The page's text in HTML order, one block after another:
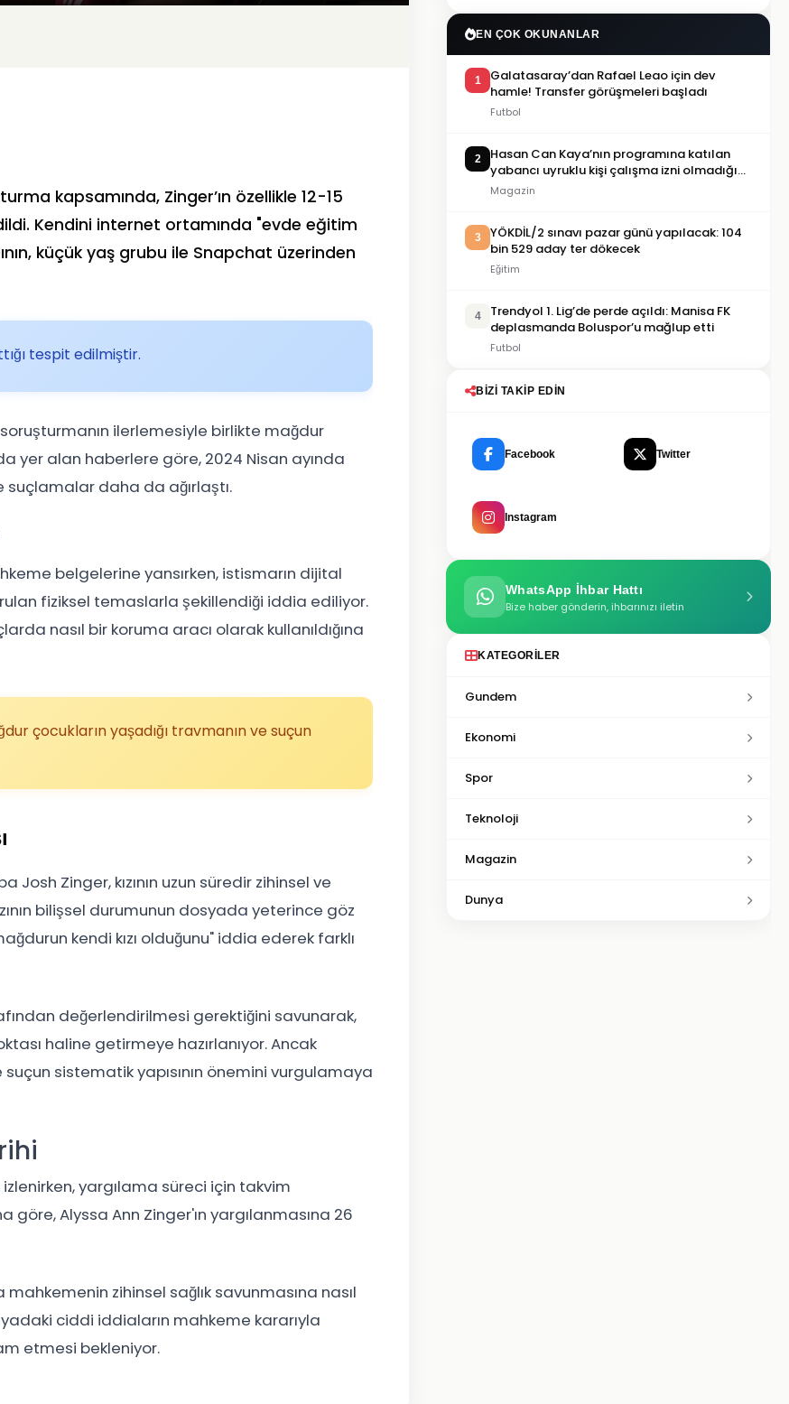
kapsamında, Zinger’ın özellikle 12-15
Kendini internet ortamında "evde eğitim
küçük yaş grubu ile Snapchat üzerinden
tespit edilmiştir.
ilerlemesiyle birlikte mağdur
yer alan haberlere göre, 2024 Nisan ayında
daha da ağırlaştı.
belgelerine yansırken, istismarın dijital
fiziksel temaslarla şekillendiği iddia ediliyor.
nasıl bir koruma aracı olarak kullanıldığına
çocukların yaşadığı travmanın ve suçun
Zinger, kızının uzun süredir zihinsel ve
bilişsel durumunun dosyada yeterince göz
kendi kızı olduğunu" iddia ederek farklı
değerlendirilmesi gerektiğini savunarak,
haline getirmeye hazırlanıyor. Ancak
suçun sistematik yapısının önemini vurgulamaya
yargılama süreci için takvim
Alyssa Ann Zinger'ın yargılanmasına 26
zihinsel sağlık savunmasına nasıl
ciddi iddiaların mahkeme kararıyla
etmesi bekleniyor.
EN ÇOK OKUNANLAR
1
Galatasaray’dan Rafael Leao için dev
hamle! Transfer görüşmeleri başladı
Futbol
2
Hasan Can Kaya’nın programına katılan
yabancı uyruklu kişi çalışma izni olmadığı
gerekçesiyle gözaltına alındı
Magazin
3
YÖKDİL/2 sınavı pazar günü yapılacak: 104
bin 529 aday ter dökecek
Eğitim
4
Trendyol 1. Lig’de perde açıldı: Manisa FK
deplasmanda Boluspor’u mağlup etti
Futbol
BIZI TAKIP EDIN
Facebook Twitter
Instagram
WhatsApp İhbar Hattı
Bize haber gönderin, ihbarınızı iletin
KATEGORILER
Gundem
Ekonomi
Spor
Teknoloji
Magazin
Dunya